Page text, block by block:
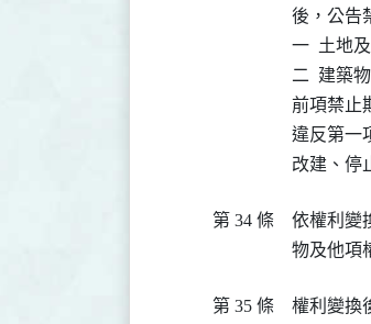
後，公告
一  土地
二  建築
前項禁止
違反第一
改建、停
第 34 條
依權利變
物及他項
第 35 條
權利變換